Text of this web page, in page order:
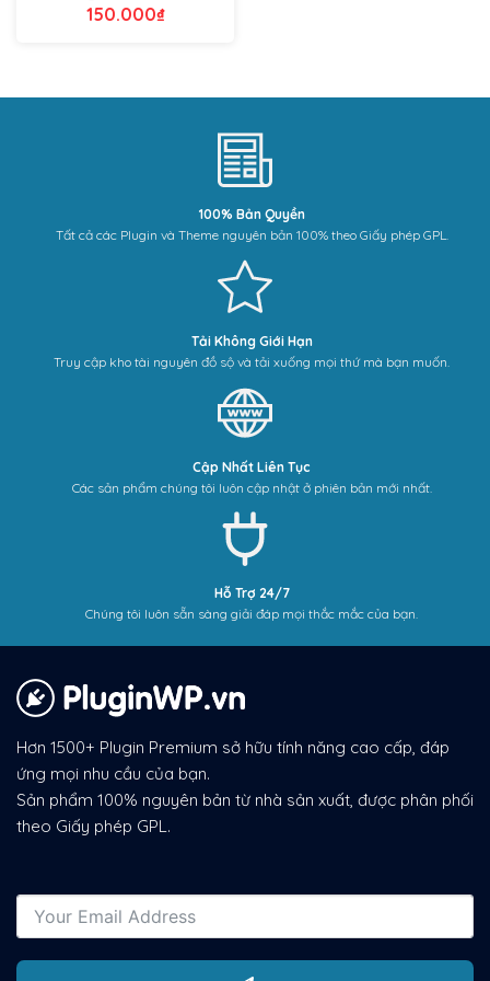
150.000₫
100% Bản Quyền
Tất cả các Plugin và Theme nguyên bản 100% theo Giấy phép GPL.
Tải Không Giới Hạn
Truy cập kho tài nguyên đồ sộ và tải xuống mọi thứ mà bạn muốn.
Cập Nhất Liên Tục
Các sản phẩm chúng tôi luôn cập nhật ở phiên bản mới nhất.
Hỗ Trợ 24/7
Chúng tôi luôn sẵn sàng giải đáp mọi thắc mắc của bạn.
Hơn 1500+ Plugin Premium sở hữu tính năng cao cấp, đáp
ứng mọi nhu cầu của bạn.
Sản phẩm 100% nguyên bản từ nhà sản xuất, được phân phối
theo Giấy phép GPL.